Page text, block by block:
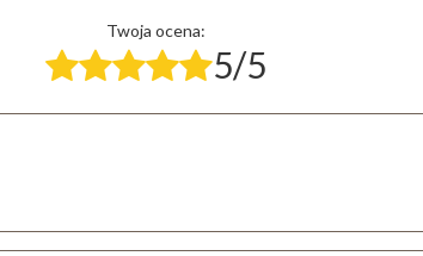
Twoja ocena:
5/5